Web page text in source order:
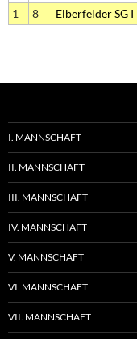
1
8 Elberfelder SG I
I. MANNSCHAFT
II. MANNSCHAFT
III. MANNSCHAFT
IV. MANNSCHAFT
V. MANNSCHAFT
VI. MANNSCHAFT
VII. MANNSCHAFT